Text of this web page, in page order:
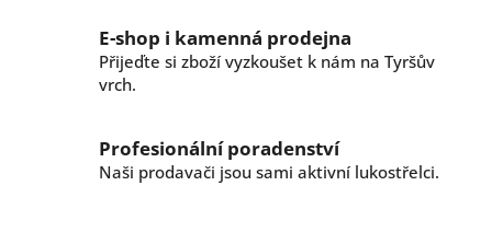
á
d
p
r
E-shop i kamenná prodejna
Přijeďte si zboží vyzkoušet k nám na Tyršův
vrch.
Profesionální poradenství
Naši prodavači jsou sami aktivní lukostřelci.